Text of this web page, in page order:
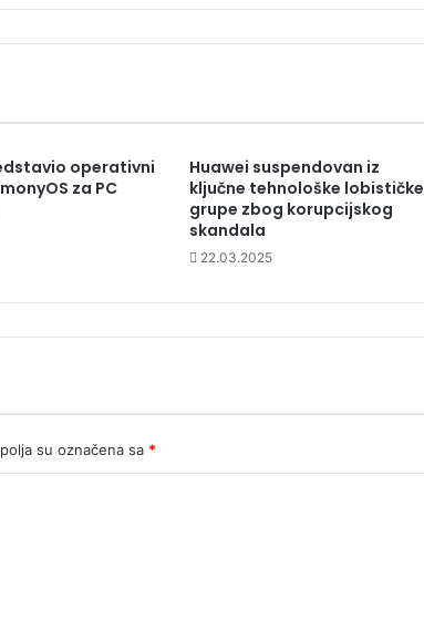
operativni
za PC
Huawei suspendovan iz
ključne tehnološke lobističke
grupe zbog korupcijskog
skandala
22.03.2025
su označena sa *